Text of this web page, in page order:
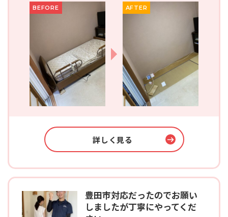
BEFORE AFTER
詳しく見る
豊田市対応だったのでお願い
しましたが丁寧にやってくだ